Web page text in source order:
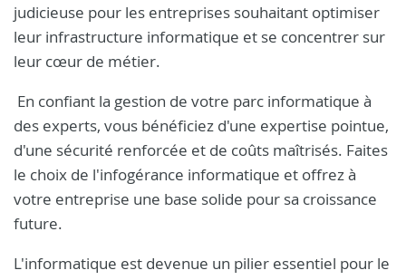
judicieuse pour les entreprises souhaitant optimiser
leur infrastructure informatique et se concentrer sur
leur cœur de métier.
En confiant la gestion de votre parc informatique à
des experts, vous bénéficiez d'une expertise pointue,
d'une sécurité renforcée et de coûts maîtrisés. Faites
le choix de l'infogérance informatique et offrez à
votre entreprise une base solide pour sa croissance
future.
L'informatique est devenue un pilier essentiel pour le